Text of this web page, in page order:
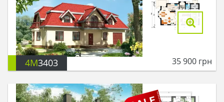
4M3403 35 900 грн